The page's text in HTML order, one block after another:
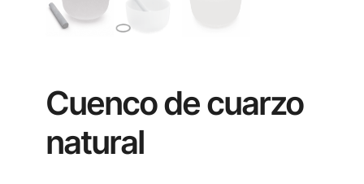
Cuenco de cuarzo
natural